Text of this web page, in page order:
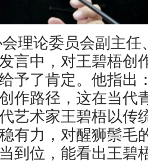
理论委员会副主任
言中，对王碧梧创
予了肯定。他指出
作路径，这在当代
艺术家王碧梧以传
有力，对醒狮鬃毛
到位，能看出王碧